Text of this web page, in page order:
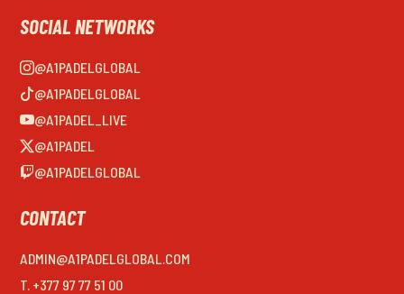
SOCIAL NETWORKS
@A1PADELGLOBAL
@A1PADELGLOBAL
@A1PADEL_LIVE
@A1PADEL
@A1PADELGLOBAL
CONTACT
ADMIN@A1PADELGLOBAL.COM
T. +377 97 77 51 00